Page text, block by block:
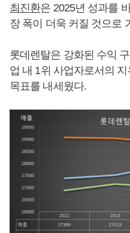
최진환은 2025년 성과를
장 폭이 더욱 커질 것으로
롯데렌탈은 강화된 수익
업 내 1위 사업자로서의
목표를 내세웠다.